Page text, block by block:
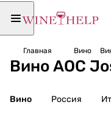
Главная Вино
Вино AOC
Вино Россия